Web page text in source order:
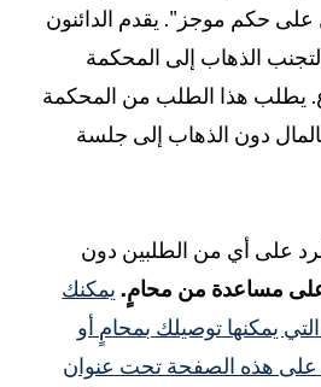
حكم موجز". يقدم الدائنون
الذهاب إلى المحكمة
هذا الطلب من المحكمة
دون الذهاب إلى جلسة
أي من الطلبين دون
مساعدة من محامٍ.يمكنك
يمكنها توصيلك بمحامٍ أو
هذه الصفحة تحت عنوان